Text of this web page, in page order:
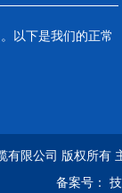
以下是我们的正常
有限公司 版权所有
备案号：